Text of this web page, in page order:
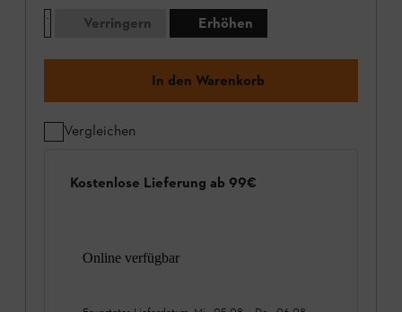
Verringern
Erhöhen
In den Warenkorb
Vergleichen
Kostenlose Lieferung ab 99€
Online verfügbar